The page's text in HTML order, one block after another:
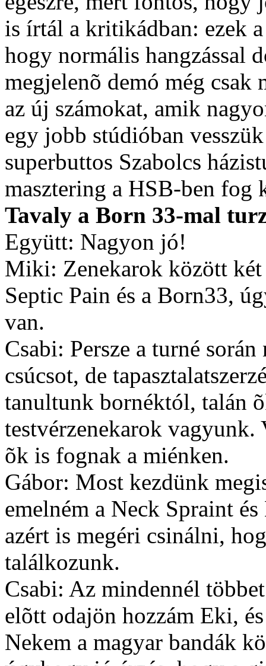
is írtál a kritikádban: ezek
hogy normális hangzással
megjelenõ demó még csak
az új számokat, amik
egy jobb stúdióban
superbuttos Szabolcs
masztering a HSB-ben fog
Tavaly a Born 33-mal
Együtt: Nagyon jó!
Miki: Zenekarok között
Septic Pain és a Born33,
van.
Csabi: Persze a turné
csúcsot, de
tanultunk bornéktól, talán
testvérzenekarok vagyunk.
õk is fognak a miénken.
Gábor: Most kezdünk
emelném a Neck Spraint
azért is megéri csinálni,
találkozunk.
Csabi: Az mindennél
elõtt odajön hozzám Eki,
Nekem a magyar bandák